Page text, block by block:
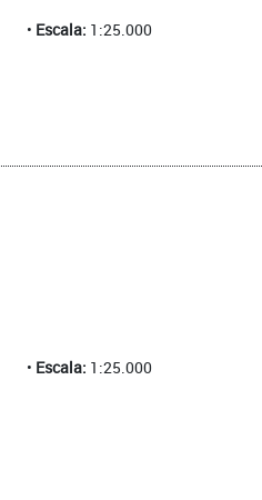
Escala: 1:25.000
Escala: 1:25.000